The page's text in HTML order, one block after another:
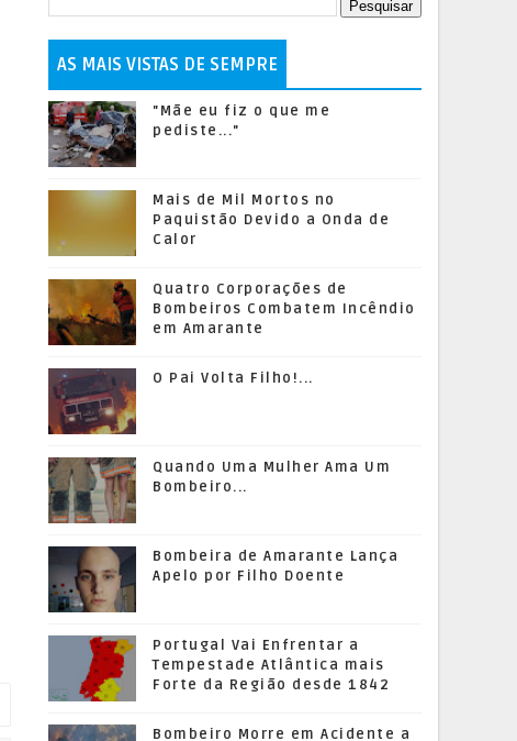
AS MAIS VISTAS DE SEMPRE
"Mãe eu fiz o que me
pediste..."
Mais de Mil Mortos no
Paquistão Devido a Onda de
Calor
Quatro Corporações de
Bombeiros Combatem Incêndio
em Amarante
O Pai Volta Filho!...
Quando Uma Mulher Ama Um
Bombeiro...
Bombeira de Amarante Lança
Apelo por Filho Doente
Portugal Vai Enfrentar a
Tempestade Atlântica mais
Forte da Região desde 1842
Bombeiro Morre em Acidente a